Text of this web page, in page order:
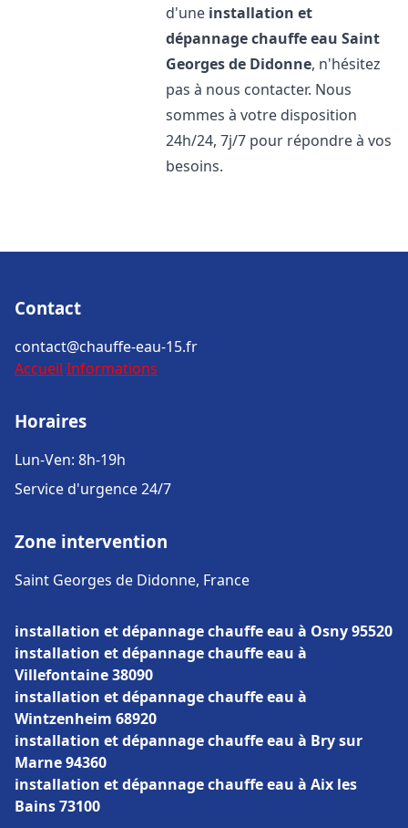
d'une installation et
dépannage chauffe eau Saint
Georges de Didonne, n'hésitez
pas à nous contacter. Nous
sommes à votre disposition
24h/24, 7j/7 pour répondre à vos
besoins.
Contact
contact@chauffe-eau-15.fr
Accueil Informations
Horaires
Lun-Ven: 8h-19h
Service d'urgence 24/7
Zone intervention
Saint Georges de Didonne, France
installation et dépannage chauffe eau à Osny 95520
installation et dépannage chauffe eau à
Villefontaine 38090
installation et dépannage chauffe eau à
Wintzenheim 68920
installation et dépannage chauffe eau à Bry sur
Marne 94360
installation et dépannage chauffe eau à Aix les
Bains 73100